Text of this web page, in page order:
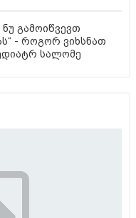
გამოიწვევთ
- როგორ ვიხსნათ
სალომე